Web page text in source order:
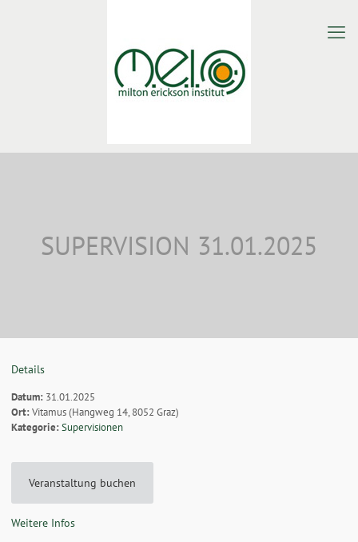
SUPERVISION 31.01.2025
Details
Datum: 31.01.2025
Ort:Vitamus (Hangweg 14, 8052 Graz)
Kategorie:Supervisionen
Veranstaltung buchen
Weitere Infos